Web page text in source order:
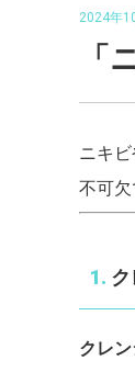
2024年
「
ニキ
不可
1.
クレ